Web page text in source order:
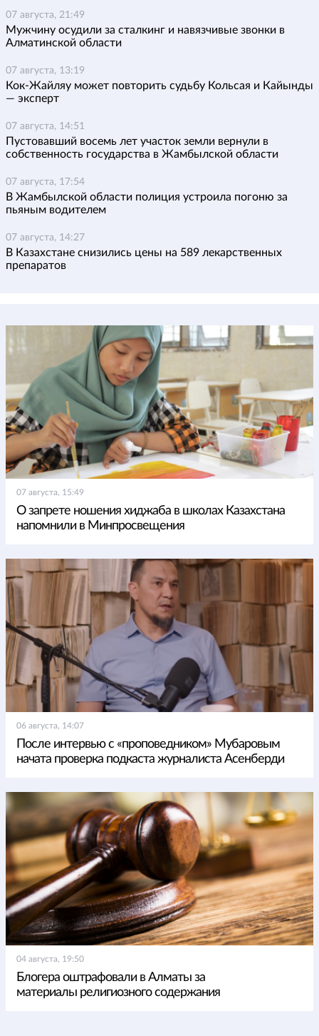
07 августа, 21:49
Мужчину осудили за сталкинг и навязчивые звонки в
Алматинской области
07 августа, 13:19
Кок-Жайляу может повторить судьбу Кольсая и Кайынды
— эксперт
07 августа, 14:51
Пустовавший восемь лет участок земли вернули в
собственность государства в Жамбылской области
07 августа, 17:54
В Жамбылской области полиция устроила погоню за
пьяным водителем
07 августа, 14:27
В Казахстане снизились цены на 589 лекарственных
препаратов
07 августа, 15:49
О запрете ношения хиджаба в школах Казахстана
напомнили в Минпросвещения
06 августа, 14:07
После интервью с «проповедником» Мубаровым
начата проверка подкаста журналиста Асенберди
04 августа, 19:50
Блогера оштрафовали в Алматы за
материалы религиозного содержания